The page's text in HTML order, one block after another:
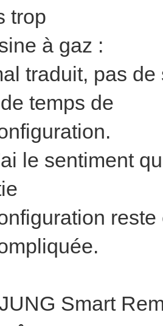
trop
à gaz :
traduit, pas
temps de
le sentiment
reste
Smart